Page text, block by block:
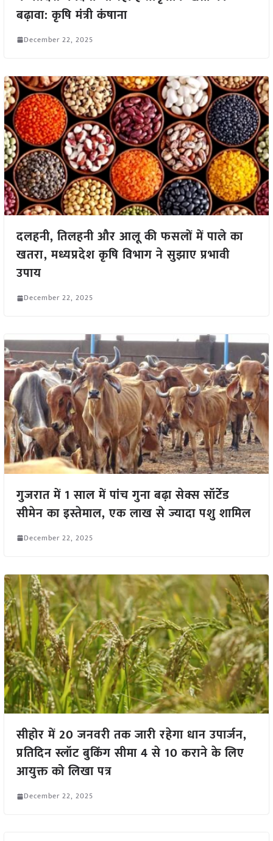
बढ़ावा: कृषि मंत्री कंषाना
December 22, 2025
दलहनी, तिलहनी और आलू की फसलों में पाले का
खतरा, मध्यप्रदेश कृषि विभाग ने सुझाए प्रभावी
उपाय
December 22, 2025
गुजरात में 1 साल में पांच गुना बढ़ा सेक्स सॉर्टेड
सीमेन का इस्तेमाल, एक लाख से ज्यादा पशु शामिल
December 22, 2025
सीहोर में 20 जनवरी तक जारी रहेगा धान उपार्जन,
प्रतिदिन स्लॉट बुकिंग सीमा 4 से 10 कराने के लिए
आयुक्त को लिखा पत्र
December 22, 2025